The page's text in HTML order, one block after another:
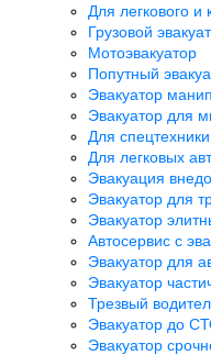
Для легкового и
Грузовой
Мотоэвакуатор
Попутный
Эвакуатор
Эвакуатор для
Для спецтехники
Для легковых
Эвакуация
Эвакуатор для
Эвакуатор
Автосервис с
Эвакуатор для
Эвакуатор
Трезвый
Эвакуатор до
Эвакуатор